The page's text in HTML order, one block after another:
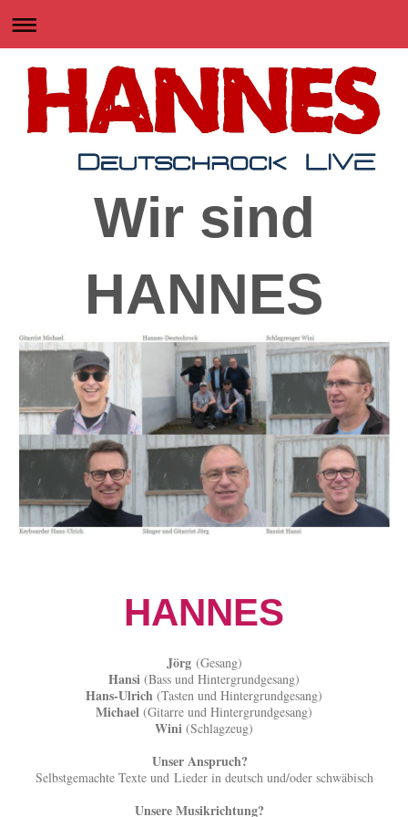
Wir sind
HANNES
HANNES
Jörg(Gesang)
Hansi (Bass und Hintergrundgesang)
Hans-Ulrich (Tasten und Hintergrundgesang)
Michael (Gitarre und Hintergrundgesang)
Wini (Schlagzeug)
Unser Anspruch?
Selbstgemachte Texte und Lieder in deutsch und/oder schwäbisch
Unsere Musikrichtung?